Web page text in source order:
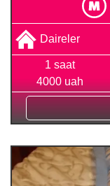
Daireler
1 saat
4000 uah